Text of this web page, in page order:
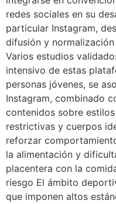
redes sociales en su
particular Instagram,
difusión y
Varios estudios
intensivo de estas
personas jóvenes, se
Instagram, combinado
contenidos sobre estilos
restrictivas y cuerpos
reforzar
la alimentación y
placentera con la
riesgo El ámbito
que imponen altos